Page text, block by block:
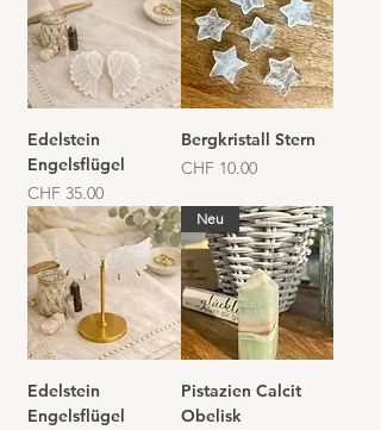
Edelstein
Engelsflügel
Preis
CHF 35.00
Bergkristall Stern
Preis
CHF 10.00
Edelstein
Engelsflügel
Neu
Pistazien Calcit
Obelisk